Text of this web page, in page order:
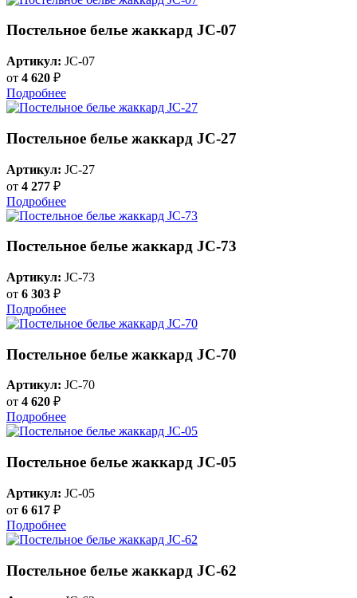
Постельное белье жаккард JC-07
Артикул: JC-07
от 4 620 ₽
Подробнее
Постельное белье жаккард JC-27
Артикул: JC-27
от 4 277 ₽
Подробнее
Постельное белье жаккард JC-73
Артикул: JC-73
от 6 303 ₽
Подробнее
Постельное белье жаккард JC-70
Артикул: JC-70
от 4 620 ₽
Подробнее
Постельное белье жаккард JC-05
Артикул: JC-05
от 6 617 ₽
Подробнее
Постельное белье жаккард JC-62